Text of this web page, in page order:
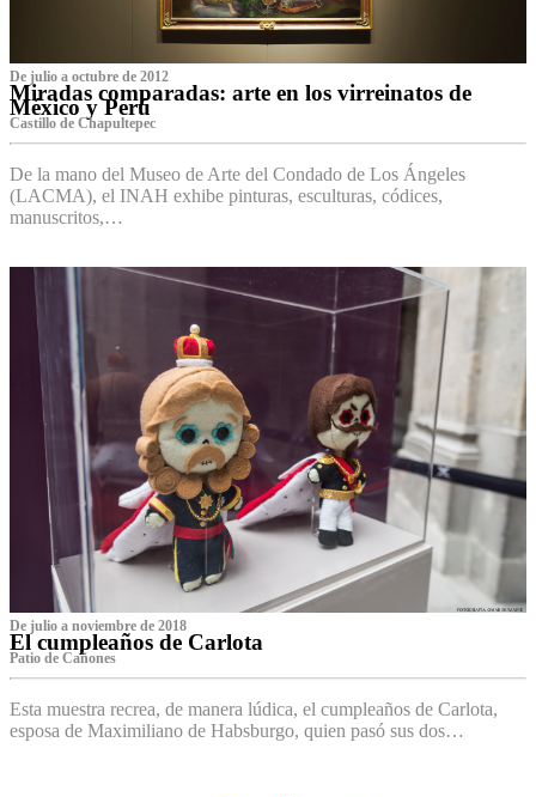
De julio a octubre de 2012
Miradas comparadas: arte en los virreinatos de
México y Perú
Castillo de Chapultepec
De la mano del Museo de Arte del Condado de Los Ángeles
(LACMA), el INAH exhibe pinturas, esculturas, códices,
manuscritos,…
De julio a noviembre de 2018
El cumpleaños de Carlota
Patio de Cañones
Esta muestra recrea, de manera lúdica, el cumpleaños de Carlota,
esposa de Maximiliano de Habsburgo, quien pasó sus dos…